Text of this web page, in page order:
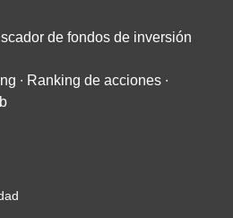
de fondos de inversión
∙ Ranking de acciones ∙